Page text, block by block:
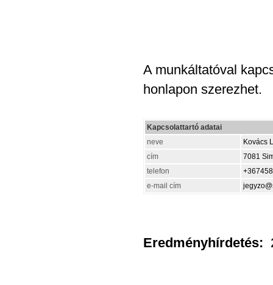
A munkáltatóval
honlapon szerezhet.
Kapcsolattartó adatai
neve
Kovács
cím
7081
telefon
e-mail cím
Eredményhírdetés: